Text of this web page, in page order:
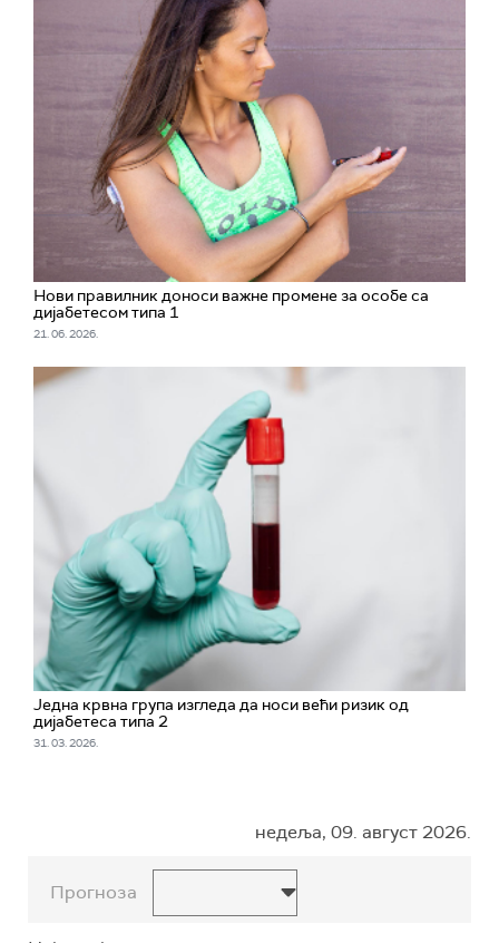
Нови правилник доноси важне промене за особе са
дијабетесом типа 1
21. 06. 2026.
Једна крвна група изгледа да носи већи ризик од
дијабетеса типа 2
31. 03. 2026.
недеља, 09. август 2026.
Прогноза